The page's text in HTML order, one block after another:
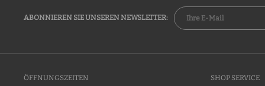
ABONNIEREN SIE UNSEREN NEWSLETTER:
ÖFFNUNGSZEITEN SHOP SERVICE